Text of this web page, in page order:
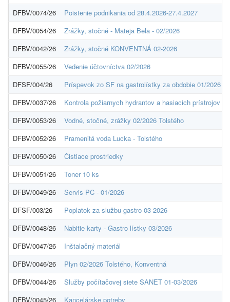
DFBV/0074/26
Poistenie podnikania od 28.4.2026-27.4.2027
DFBV/0054/26
Zrážky, stočné - Mateja Bela - 02/2026
DFBV/0042/26
Zrážky, stočné KONVENTNÁ 02-2026
DFBV/0055/26
Vedenie účtovníctva 02/2026
DFSF/004/26
Príspevok zo SF na gastrolístky za obdobie 01/2026
DFBV/0037/26
Kontrola požiarnych hydrantov a hasiacich prístrojov
DFBV/0053/26
Vodné, stočné, zrážky 02/2026 Tolstého
DFBV/0052/26
Pramenitá voda Lucka - Tolstého
DFBV/0050/26
Čistiace prostriedky
DFBV/0051/26
Toner 10 ks
DFBV/0049/26
Servis PC - 01/2026
DFSF/003/26
Poplatok za službu gastro 03-2026
DFBV/0048/26
Nabitie karty - Gastro lístky 03/2026
DFBV/0047/26
Inštalačný materiál
DFBV/0046/26
Plyn 02/2026 Tolstého, Konventná
DFBV/0044/26
Služby počítačovej siete SANET 01-03/2026
DFBV/0045/26
Kancelárske potreby